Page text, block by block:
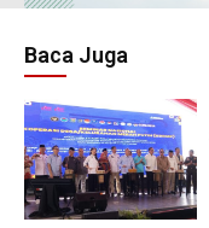
Baca Juga